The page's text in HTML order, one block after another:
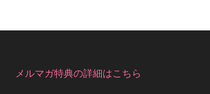
メルマガ特典の詳細はこちら